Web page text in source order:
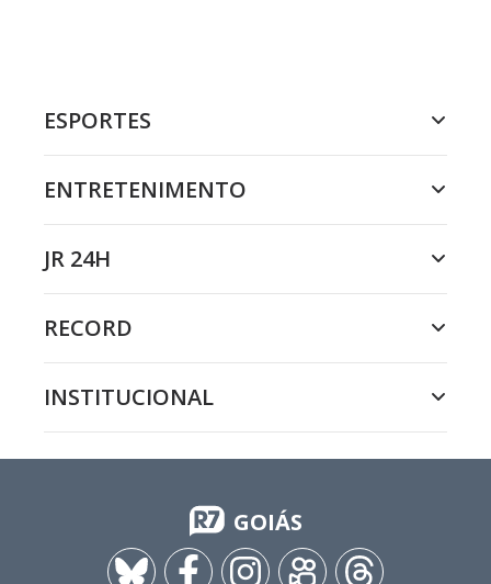
ESPORTES
ENTRETENIMENTO
JR 24H
RECORD
INSTITUCIONAL
GOIÁS